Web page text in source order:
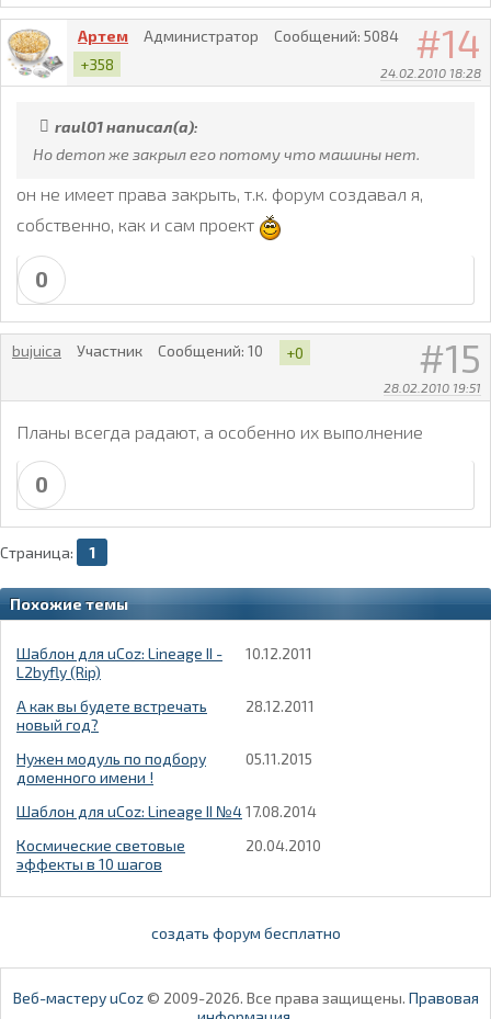
14
24.02.2010 18:28
Артем Администратор Сообщений: 5084
+358
raul01 написал(а):
Но demon же закрыл его потому что машины нет.
он не имеет права закрыть, т.к. форум создавал я,
собственно, как и сам проект
0
15
28.02.2010 19:51
bujuica Участник Сообщений: 10 +0
Планы всегда радают, а особенно их выполнение
0
Страница: 1
Похожие темы
Шаблон для uCoz: Lineage II -
L2byfly (Rip)
10.12.2011
А как вы будете встречать
новый год?
28.12.2011
Нужен модуль по подбору
доменного имени !
05.11.2015
Шаблон для uCoz: Lineage II №417.08.2014
Космические световые
эффекты в 10 шагов
20.04.2010
создать форум бесплатно
Веб-мастеру uCoz© 2009-2026. Все права защищены. Правовая